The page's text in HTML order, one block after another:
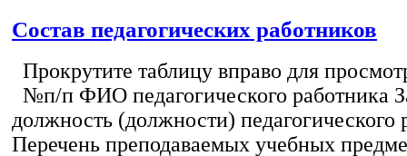
Состав педагогических работников
Прокрутите таблицу вправо для
№п/п ФИО педагогического работника
должность (должности) педагогического
Перечень преподаваемых учебных